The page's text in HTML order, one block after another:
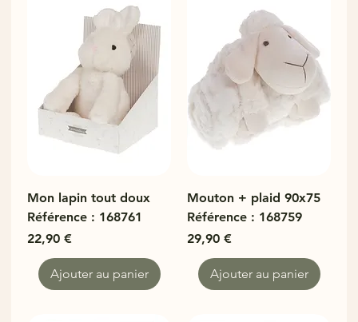
Mon lapin tout doux
Référence : 168761
Prix
22,90 €
Ajouter au panier
Mouton + plaid 90x75
Référence : 168759
Prix
29,90 €
Ajouter au panier